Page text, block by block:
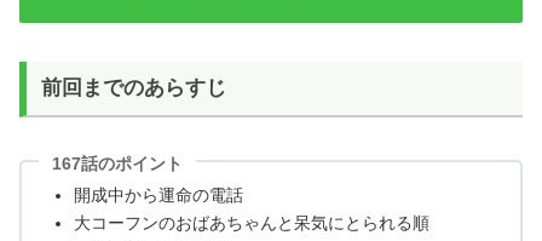
前回までのあらすじ
167話のポイント
開成中から運命の電話
大コーフンのおばあちゃんと呆気にとられる順